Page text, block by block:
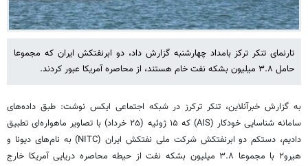
تارنمای تنکر ترکز بامداد چهارشنبه گزارش داد، دو ابرنفتکش ایران که مجموعا
حامل ۳.۸ میلیون بشکه نفت خام هستند، از محاصره آمریکا عبور کردند.
به گزارش خبرآنلاین، تنکر ترکرز در شبکه اجتماعی ایکس نوشت: طبق داده‌های
سامانه شناسایی خودکار (AIS) که ۱۵ ژوئیه (۲۵ خرداد) با تصاویر ماهواره‌ای تطبیق
دادیم، دستکم دو ابرنفتکش شرکت ملی نفتکش ایران (NITC) به نام‌های دیونا و
هیرو۲ با مجموعا ۳.۸ میلیون بشکه نفت از حیطه محاصره دریایی آمریکا خارج